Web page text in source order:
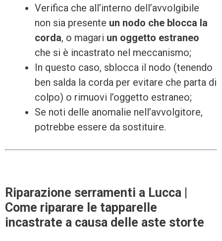
Verifica che all’interno dell’avvolgibile
non sia presente un nodo che blocca la
corda, o magari un oggetto estraneo
che si è incastrato nel meccanismo;
In questo caso, sblocca il nodo (tenendo
ben salda la corda per evitare che parta di
colpo) o rimuovi l’oggetto estraneo;
Se noti delle anomalie nell’avvolgitore,
potrebbe essere da sostituire.
Riparazione serramenti a Lucca |
Come riparare le tapparelle
incastrate a causa delle aste storte